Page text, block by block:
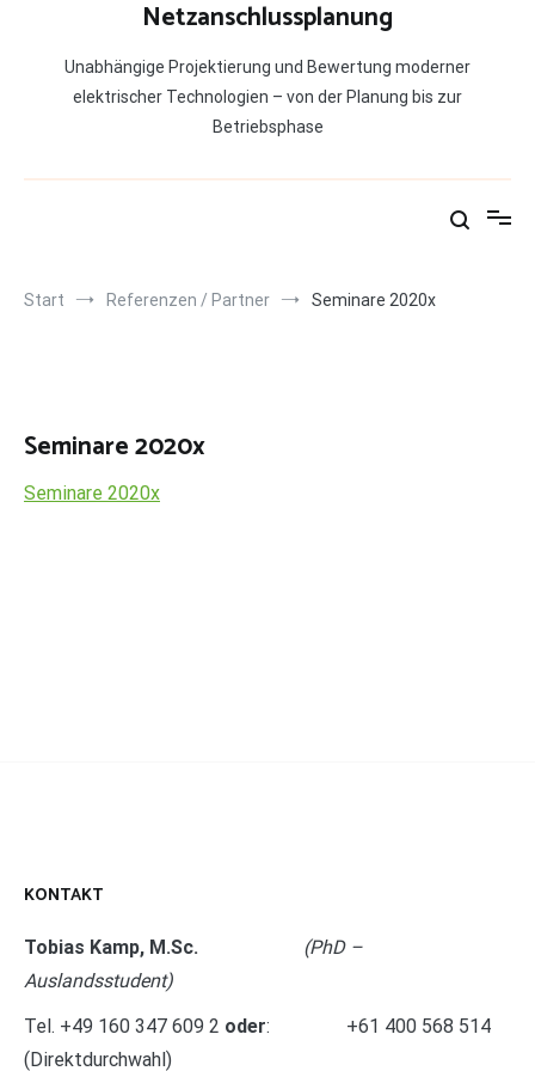
Netzanschlussplanung
Unabhängige Projektierung und Bewertung moderner
elektrischer Technologien – von der Planung bis zur
Betriebsphase
Start Referenzen / Partner Seminare 2020x
Seminare 2020x
Seminare 2020x
KONTAKT
Tobias Kamp, M.Sc. (PhD –
Auslandsstudent)
Tel. +49 160 347 609 2 oder: +61 400 568 514
(Direktdurchwahl)